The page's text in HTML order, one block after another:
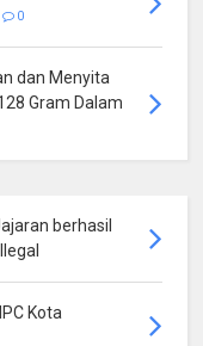
0
dan Menyita
Gram Dalam
berhasil
Kota